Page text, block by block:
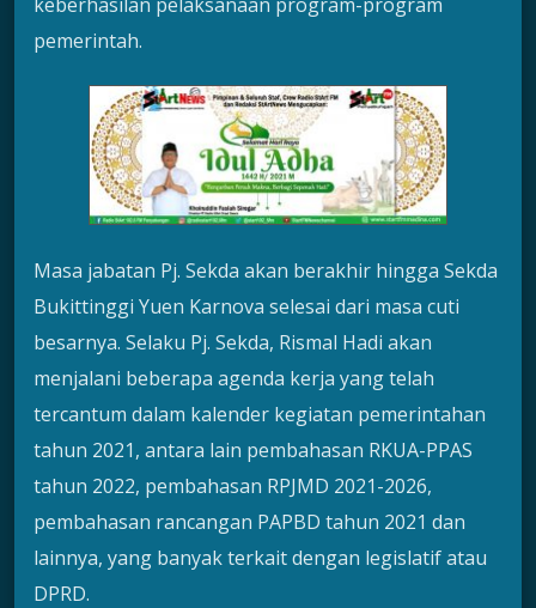
pemerintah.
Masa jabatan Pj. Sekda akan berakhir hingga Sekda
Bukittinggi Yuen Karnova selesai dari masa cuti
besarnya. Selaku Pj. Sekda, Rismal Hadi akan
menjalani beberapa agenda kerja yang telah
tercantum dalam kalender kegiatan pemerintahan
tahun 2021, antara lain pembahasan RKUA-PPAS
tahun 2022, pembahasan RPJMD 2021-2026,
pembahasan rancangan PAPBD tahun 2021 dan
lainnya, yang banyak terkait dengan legislatif atau
DPRD.